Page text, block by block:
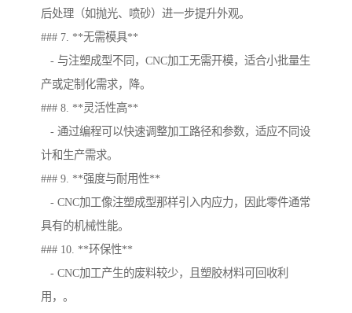
后处理（如抛光、喷砂）进一步提升外观。
### 7. **无需模具**
- 与注塑成型不同，CNC加工无需开模，适合小批量生
产或定制化需求，降。
### 8. **灵活性高**
- 通过编程可以快速调整加工路径和参数，适应不同设
计和生产需求。
### 9. **强度与耐用性**
- CNC加工像注塑成型那样引入内应力，因此零件通常
具有的机械性能。
### 10. **环保性**
- CNC加工产生的废料较少，且塑胶材料可回收利
用，。